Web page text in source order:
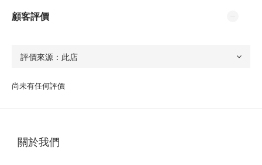
顧客評價
尚未有任何評價
關於我們